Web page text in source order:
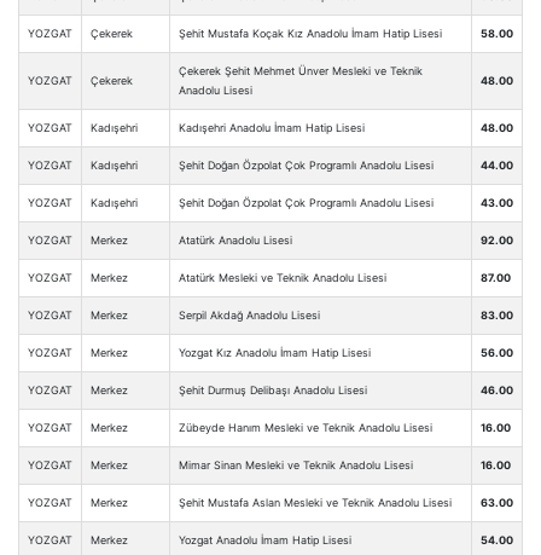
YOZGAT Çekerek Şehit Mustafa Koçak Kız Anadolu İmam Hatip Lisesi 58.00
YOZGAT Çekerek
Çekerek Şehit Mehmet Ünver Mesleki ve Teknik
Anadolu Lisesi
48.00
YOZGAT Kadışehri Kadışehri Anadolu İmam Hatip Lisesi 48.00
YOZGAT Kadışehri Şehit Doğan Özpolat Çok Programlı Anadolu Lisesi 44.00
YOZGAT Kadışehri Şehit Doğan Özpolat Çok Programlı Anadolu Lisesi 43.00
YOZGAT Merkez Atatürk Anadolu Lisesi 92.00
YOZGAT Merkez Atatürk Mesleki ve Teknik Anadolu Lisesi 87.00
YOZGAT Merkez Serpil Akdağ Anadolu Lisesi 83.00
YOZGAT Merkez Yozgat Kız Anadolu İmam Hatip Lisesi 56.00
YOZGAT Merkez Şehit Durmuş Delibaşı Anadolu Lisesi 46.00
YOZGAT Merkez Zübeyde Hanım Mesleki ve Teknik Anadolu Lisesi 16.00
YOZGAT Merkez Mimar Sinan Mesleki ve Teknik Anadolu Lisesi 16.00
YOZGAT Merkez Şehit Mustafa Aslan Mesleki ve Teknik Anadolu Lisesi 63.00
YOZGAT Merkez Yozgat Anadolu İmam Hatip Lisesi 54.00